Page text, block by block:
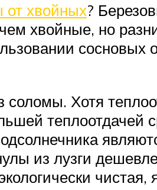
от хвойных?
хвойные, но
сосновых
соломы. Хотя
теплоотдачей
из лузги